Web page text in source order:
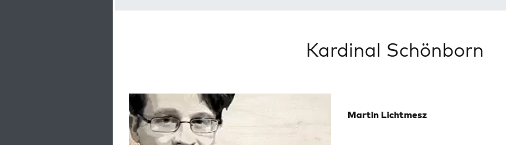
Kardinal Schönborn
Martin Lichtmesz